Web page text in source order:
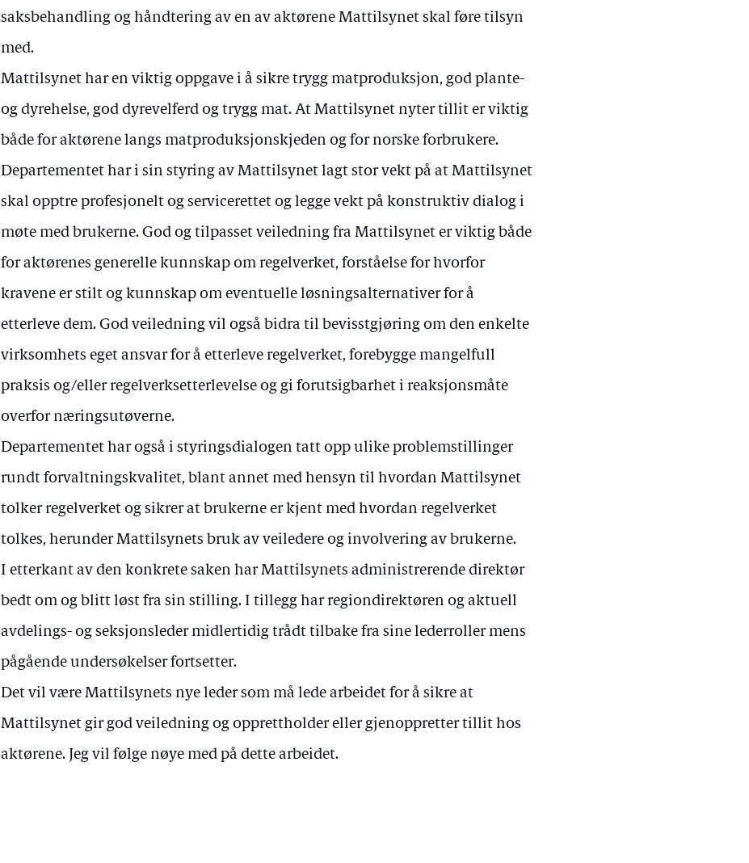
saksbehandling og håndtering av en av aktørene Mattilsynet skal føre tilsyn
med.
Mattilsynet har en viktig oppgave i å sikre trygg matproduksjon, god plante-
og dyrehelse, god dyrevelferd og trygg mat. At Mattilsynet nyter tillit er viktig
både for aktørene langs matproduksjonskjeden og for norske forbrukere.
Departementet har i sin styring av Mattilsynet lagt stor vekt på at Mattilsynet
skal opptre profesjonelt og servicerettet og legge vekt på konstruktiv dialog i
møte med brukerne. God og tilpasset veiledning fra Mattilsynet er viktig både
for aktørenes generelle kunnskap om regelverket, forståelse for hvorfor
kravene er stilt og kunnskap om eventuelle løsningsalternativer for å
etterleve dem. God veiledning vil også bidra til bevisstgjøring om den enkelte
virksomhets eget ansvar for å etterleve regelverket, forebygge mangelfull
praksis og/eller regelverksetterlevelse og gi forutsigbarhet i reaksjonsmåte
overfor næringsutøverne.
Departementet har også i styringsdialogen tatt opp ulike problemstillinger
rundt forvaltningskvalitet, blant annet med hensyn til hvordan Mattilsynet
tolker regelverket og sikrer at brukerne er kjent med hvordan regelverket
tolkes, herunder Mattilsynets bruk av veiledere og involvering av brukerne.
I etterkant av den konkrete saken har Mattilsynets administrerende direktør
bedt om og blitt løst fra sin stilling. I tillegg har regiondirektøren og aktuell
avdelings- og seksjonsleder midlertidig trådt tilbake fra sine lederroller mens
pågående undersøkelser fortsetter.
Det vil være Mattilsynets nye leder som må lede arbeidet for å sikre at
Mattilsynet gir god veiledning og opprettholder eller gjenoppretter tillit hos
aktørene. Jeg vil følge nøye med på dette arbeidet.